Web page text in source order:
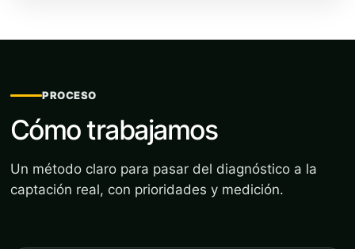
PROCESO
Cómo trabajamos
Un método claro para pasar del diagnóstico a la
captación real, con prioridades y medición.